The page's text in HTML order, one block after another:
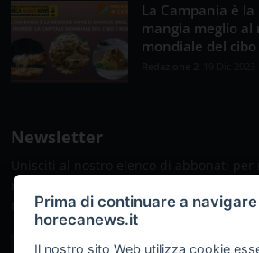
La Campania è
mangia meglio al
mondiale del cibo
Newsletter
notizie, gli aggiornamenti e le offerte
nella tua casella di posta
Prima di continuare a navigare
horecanews.it
Il nostro sito Web utilizza cookie